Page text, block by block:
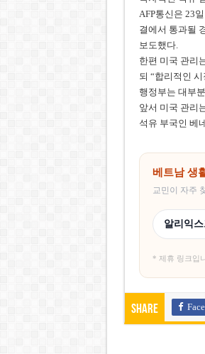
AFP통신은 23
결에서 통과될
보도했다.
한편 미국 관리
되 “합리적인
행정부는 대부
앞서 미국 관리
석유 부국인 베
베트남 생
교민이 자주
알리익
* 제휴 링크입
Share